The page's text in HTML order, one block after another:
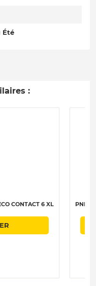
Été
:
CONTACT 6 XL PNEU